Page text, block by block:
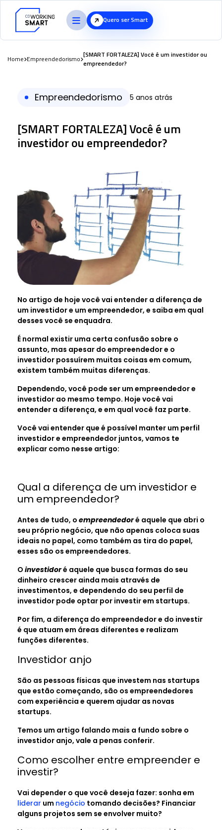
Quero ser Smart
Home Empreendedorismo [SMART FORTALEZA] Você é um investidor ou
empreendedor?
Empreendedorismo 5 anos atrás
[SMART FORTALEZA] Você é um
investidor ou empreendedor?
No artigo de hoje você vai entender a diferença de
um investidor e um empreendedor, e saiba em qual
desses você se enquadra.
É normal existir uma certa confusão sobre o
assunto, mas apesar do empreendedor e o
investidor possuírem muitas coisas em comum,
existem também muitas diferenças.
Dependendo, você pode ser um empreendedor e
investidor ao mesmo tempo. Hoje você vai
entender a diferença, e em qual você faz parte.
Você vai entender que é possível manter um perfil
investidor e empreendedor juntos, vamos te
explicar como nesse artigo:
Qual a diferença de um investidor e
um empreendedor?
Antes de tudo, o empreendedoré aquele que abri o
seu próprio negócio, que não apenas coloca suas
ideais no papel, como também as tira do papel,
esses são os empreendedores.
O investidoré aquele que busca formas do seu
dinheiro crescer ainda mais através de
investimentos, e dependendo do seu perfil de
investidor pode optar por investir em startups.
Por fim, a diferença do empreendedor e do investir
é que atuam em áreas diferentes e realizam
funções diferentes.
Investidor anjo
São as pessoas físicas que investem nas startups
que estão começando, são os empreendedores
com experiência e querem ajudar as novas
startups.
Temos um artigo falando mais a fundo sobre o
investidor anjo, vale a penas conferir.
Como escolher entre empreender e
investir?
Vai depender o que você deseja fazer: sonha em
liderar um negócio tomando decisões? Financiar
alguns projetos sem se envolver muito?